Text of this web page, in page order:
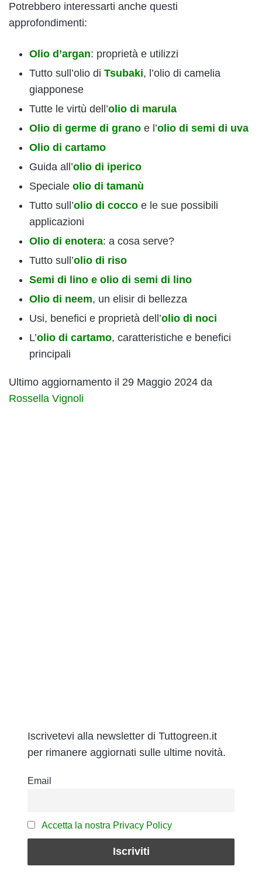
Potrebbero interessarti anche questi
approfondimenti:
Olio d’argan: proprietà e utilizzi
Tutto sull’olio di Tsubaki, l’olio di camelia
giapponese
Tutte le virtù dell’olio di marula
Olio di germe di grano e l’olio di semi di uva
Olio di cartamo
Guida all’olio di iperico
Speciale olio di tamanù
Tutto sull’olio di cocco e le sue possibili
applicazioni
Olio di enotera: a cosa serve?
Tutto sull’olio di riso
Semi di lino e olio di semi di lino
Olio di neem, un elisir di bellezza
Usi, benefici e proprietà dell’olio di noci
L’olio di cartamo, caratteristiche e benefici
principali
Ultimo aggiornamento il 29 Maggio 2024 da
Rossella Vignoli
Iscrivetevi alla newsletter di Tuttogreen.it
per rimanere aggiornati sulle ultime novità.
Email
Accetta la nostra Privacy Policy